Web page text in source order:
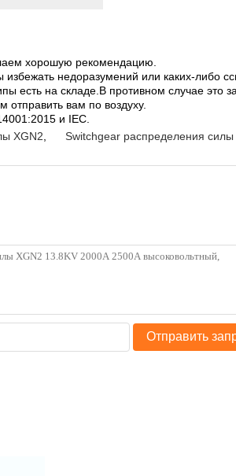
хорошую рекомендацию.
недоразумений или каких-либо
есть на складе.В противном случае это
вам по воздуху.
и IEC.
XGN2 Switchgear распределения
Отправить